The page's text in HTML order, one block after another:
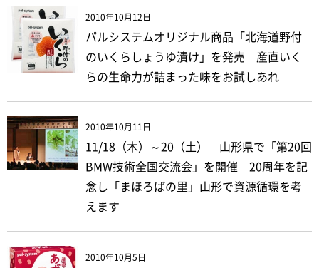
2010年10月12日
パルシステムオリジナル商品「北海道野付
のいくらしょうゆ漬け」を発売 産直いく
らの生命力が詰まった味をお試しあれ
2010年10月11日
11/18（木）～20（土） 山形県で「第20回
BMW技術全国交流会」を開催 20周年を記
念し「まほろばの里」山形で資源循環を考
えます
2010年10月5日